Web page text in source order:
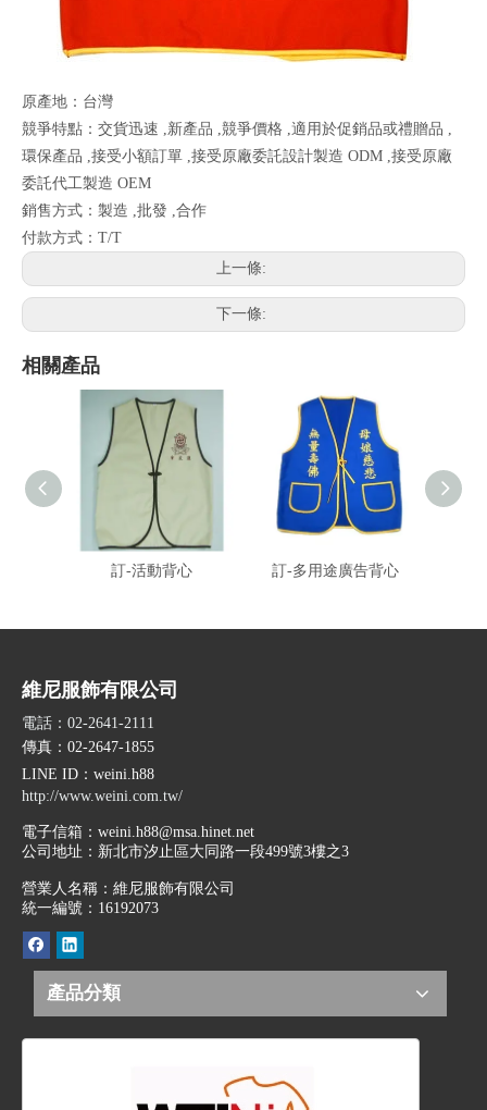
原產地：台灣
競爭特點：交貨迅速 ,新產品 ,競爭價格 ,適用於促銷品或禮贈品 ,
環保產品 ,接受小額訂單 ,接受原廠委託設計製造 ODM ,接受原廠
委託代工製造 OEM
銷售方式：製造 ,批發 ,合作
付款方式：T/T
上一條:
下一條:
相關產品
訂-活動背心 訂-多用途廣告背心
維尼服飾有限公司
電話：02-2641-2111
傳真：02-2647-1855
LINE ID ：weini.h88
http://www.weini.com.tw/
電子信箱： weini.h88@msa.hinet.net
公司地址： 新北市汐止區大同路一段499號3樓之3
營業人名稱：維尼服飾有限公司
統一編號：16192073
產品分類